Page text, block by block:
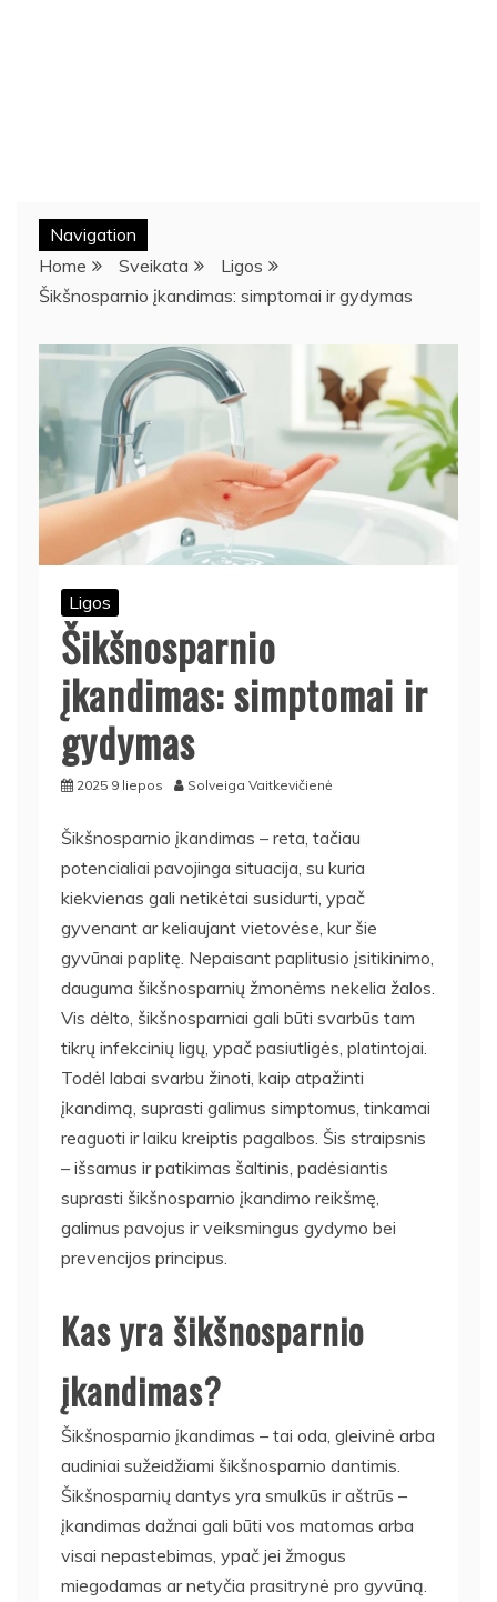
Navigation
Home
Sveikata
Ligos
Šikšnosparnio įkandimas: simptomai ir gydymas
Ligos
Šikšnosparnio
įkandimas: simptomai ir
gydymas
2025 9 liepos Solveiga Vaitkevičienė
Šikšnosparnio įkandimas – reta, tačiau
potencialiai pavojinga situacija, su kuria
kiekvienas gali netikėtai susidurti, ypač
gyvenant ar keliaujant vietovėse, kur šie
gyvūnai paplitę. Nepaisant paplitusio įsitikinimo,
dauguma šikšnosparnių žmonėms nekelia žalos.
Vis dėlto, šikšnosparniai gali būti svarbūs tam
tikrų infekcinių ligų, ypač pasiutligės, platintojai.
Todėl labai svarbu žinoti, kaip atpažinti
įkandimą, suprasti galimus simptomus, tinkamai
reaguoti ir laiku kreiptis pagalbos. Šis straipsnis
– išsamus ir patikimas šaltinis, padėsiantis
suprasti šikšnosparnio įkandimo reikšmę,
galimus pavojus ir veiksmingus gydymo bei
prevencijos principus.
Kas yra šikšnosparnio
įkandimas?
Šikšnosparnio įkandimas – tai oda, gleivinė arba
audiniai sužeidžiami šikšnosparnio dantimis.
Šikšnosparnių dantys yra smulkūs ir aštrūs –
įkandimas dažnai gali būti vos matomas arba
visai nepastebimas, ypač jei žmogus
miegodamas ar netyčia prasitrynė pro gyvūną.